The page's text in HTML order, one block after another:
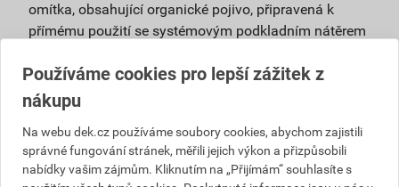
omítka, obsahující organické pojivo, připravená k
přímému použití se systémovým podkladním nátěrem
Vlivem ochlazování vnějšího souvrství
zateplovacích systémů v nočních hodinách,
dochází ke kondenzaci vody na povrchu, která
vytváří živnou půdu pro růst nevzhledných řas.
Povrch omítky weberpas aquaBalance dokáže
Používáme cookies pro lepší zážitek z
nákupu
Na webu dek.cz používáme soubory cookies, abychom zajistili
správné fungování stránek, měřili jejich výkon a přizpůsobili
nabídky vašim zájmům. Kliknutím na „Přijímám“ souhlasíte s